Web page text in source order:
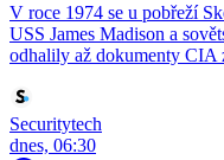
V roce 1974 se u pobřeží
USS James Madison a
odhalily až dokumenty CIA
Securitytech
dnes, 06:30